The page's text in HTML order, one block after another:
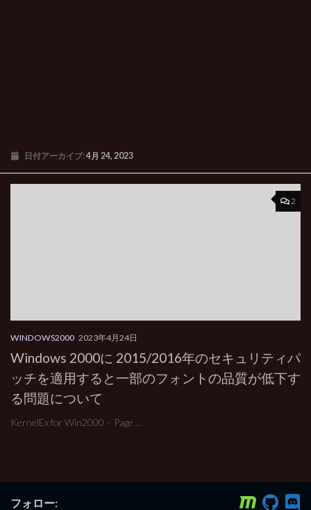
日付アーカイブ:4月 24, 2023
2
WINDOWS2000 2023年4月24日
Windows 2000に 2015/2016年のセキュリティパ
ッチを適用すると一部のフォントの品質が低下す
る問題について
KernelEx for Win2000 – Page ...
フォロー: